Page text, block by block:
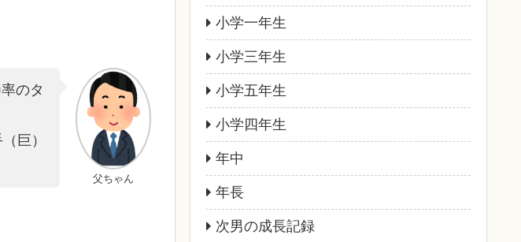
父ちゃん
のタ
巨）
小学一年生
小学三年生
小学五年生
小学四年生
年中
年長
次男の成長記録